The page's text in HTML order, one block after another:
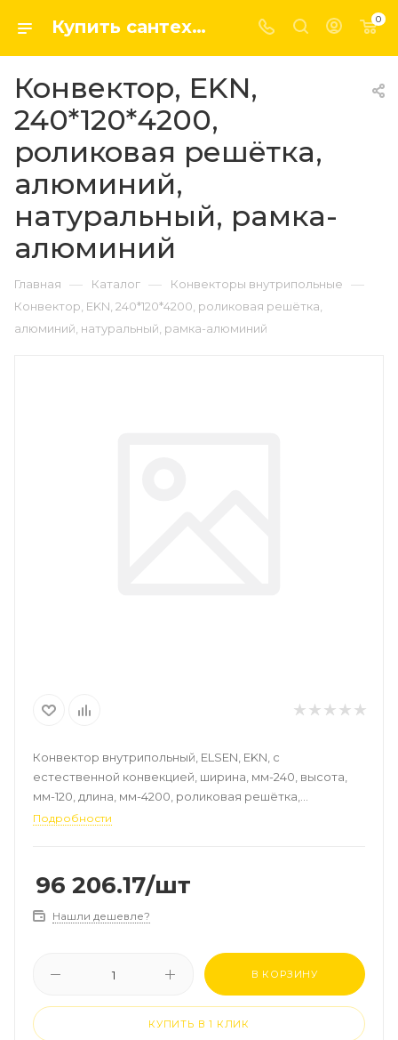
Купить сантехнику, системы отопление и водоснабжения оптом и в розницу в интернет-магазине elsen-opt.ru 0
Конвектор, EKN,
240*120*4200,
роликовая решётка,
алюминий,
натуральный, рамка-
алюминий
Главная — Каталог — Конвекторы внутрипольные —
Конвектор, EKN, 240*120*4200, роликовая решётка,
алюминий, натуральный, рамка-алюминий
Конвектор внутрипольный, ELSEN, EKN, с
естественной конвекцией, ширина, мм-240, высота,
мм-120, длина, мм-4200, роликовая решётка,
алюминий, цвет-натуральный, рамка-алюминий
Подробности
96 206.17/шт
Нашли дешевле?
В КОРЗИНУ
КУПИТЬ В 1 КЛИК